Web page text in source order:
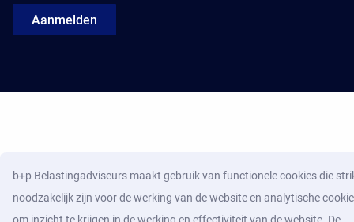
Aanmelden
b+p Belastingadviseurs maakt gebruik van functionele cookies die
noodzakelijk zijn voor de werking van de website en analytische